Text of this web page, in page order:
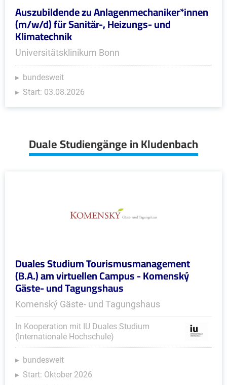
Auszubildende zu Anlagenmechaniker*innen
(m/w/d) für Sanitär-, Heizungs- und
Klimatechnik
Universitätsklinikum Bonn
bundesweit
Start: 03.08.2026
Duale Studiengänge in Kludenbach
Duales Studium Tourismusmanagement
(B.A.) am virtuellen Campus - Komenský
Gäste- und Tagungshaus
Komenský Gäste- und Tagungshaus
In Kooperation mit IU Duales Studium
(Internationale Hochschule)
bundesweit
Start: Oktober 2026